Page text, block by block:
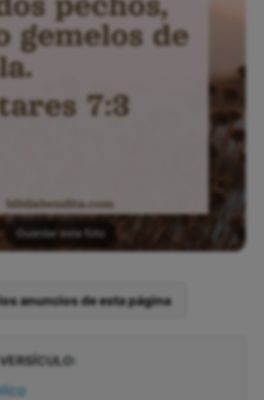
Guardar esta foto
anuncios de esta página